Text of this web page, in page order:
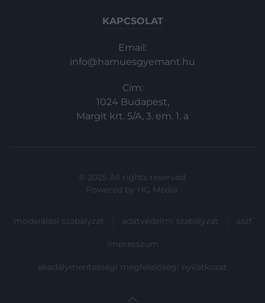
KAPCSOLAT
Email:
info@hamuesgyemant.hu
Cím:
1024 Budapest,
Margit krt. 5/A, 3. em. 1. a
© 2025 All rights reserved.
Powered by HG Media.
moderálási szabályzat adatvédelmi szabályzat ászf
impresszum
akadálymentességi megfelelőségi nyilatkozat